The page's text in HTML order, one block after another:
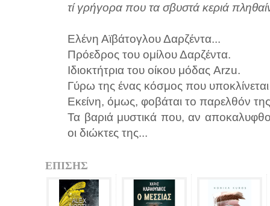
τί γρήγορα που τα σβυστά κεριά
Ελένη Αϊβάτογλου Δαρζέντα...
Πρόεδρος του ομίλου Δαρζέντα.
Ιδιοκτήτρια του οίκου μόδας Arzu.
Γύρω της ένας κόσμος που
Εκείνη, όμως, φοβάται το παρελθόν
Τα βαριά μυστικά που, αν
οι διώκτες της...
ΕΠΙΣΗΣ